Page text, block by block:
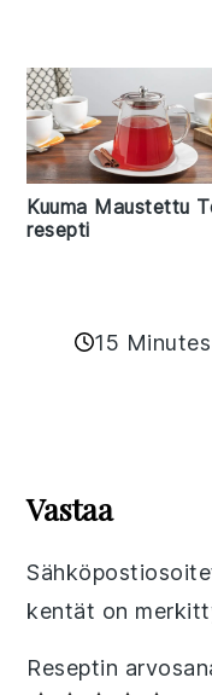
Kuuma Maustettu
resepti
15 Minutes
Interactions
Vastaa
kentät on
Reseptin